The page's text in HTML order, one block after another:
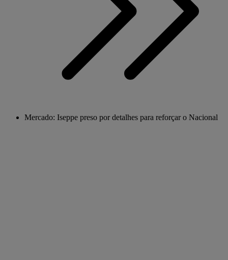
Mercado: Iseppe preso por detalhes para reforçar o Nacional